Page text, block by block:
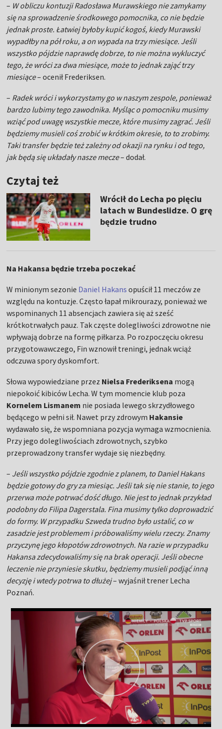
– W obliczu kontuzji Radosława Murawskiego nie zamykamy
się na sprowadzenie środkowego pomocnika, co nie będzie
jednak proste. Łatwiej byłoby kupić kogoś, kiedy Murawski
wypadłby na pół roku, a on wypada na trzy miesiące. Jeśli
wszystko pójdzie naprawdę dobrze, to nie można wykluczyć
tego, że wróci za dwa miesiące, może to jednak zająć trzy
miesiące– ocenił Frederiksen.
– Radek wróci i wykorzystamy go w naszym zespole, ponieważ
bardzo lubimy tego zawodnika. Myśląc o pomocniku musimy
wziąć pod uwagę wszystkie mecze, które musimy zagrać. Jeśli
będziemy musieli coś zrobić w krótkim okresie, to to zrobimy.
Taki transfer będzie też zależny od okazji na rynku i od tego,
jak będą się układały nasze mecze– dodał.
Czytaj też
Wrócił do Lecha po pięciu
latach w Bundeslidze. O grę
będzie trudno
Na Hakansa będzie trzeba poczekać
W minionym sezonie Daniel Hakans opuścił 11 meczów ze
względu na kontuzje. Często łapał mikrourazy, ponieważ we
wspominanych 11 absencjach zawiera się aż sześć
krótkotrwałych pauz. Tak częste dolegliwości zdrowotne nie
wpływają dobrze na formę piłkarza. Po rozpoczęciu okresu
przygotowawczego, Fin wznowił treningi, jednak wciąż
odczuwa spory dyskomfort.
Słowa wypowiedziane przez Nielsa Frederiksena mogą
niepokoić kibiców Lecha. W tym momencie klub poza
Kornelem Lismanem nie posiada lewego skrzydłowego
będącego w pełni sił. Nawet przy zdrowym Hakansie
wydawało się, że wspomniana pozycja wymaga wzmocnienia.
Przy jego dolegliwościach zdrowotnych, szybko
przeprowadzony transfer wydaje się niezbędny.
– Jeśli wszystko pójdzie zgodnie z planem, to Daniel Hakans
będzie gotowy do gry za miesiąc. Jeśli tak się nie stanie, to jego
przerwa może potrwać dość długo. Nie jest to jednak przykład
podobny do Filipa Dagerstala. Fina musimy tylko doprowadzić
do formy. W przypadku Szweda trudno było ustalić, co w
zasadzie jest problemem i próbowaliśmy wielu rzeczy. Znamy
przyczynę jego kłopotów zdrowotnych. Na razie w przypadku
Hakansa zdecydowaliśmy się na brak operacji. Jeśli obecne
leczenie nie przyniesie skutku, będziemy musieli podjąć inną
decyzję i wtedy potrwa to dłużej– wyjaśnił trener Lecha
Poznań.